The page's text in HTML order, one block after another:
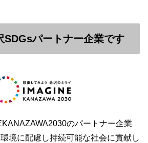
SDGsパートナー企業です
のパートナー企業
境に配慮し持続可能な社会に貢献し